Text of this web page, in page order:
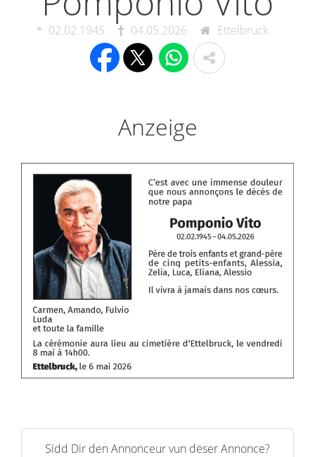
02.02.1945 04.05.2026 Ettelbruck
Anzeige
Sidd Dir den Annonceur vun dëser Annonce?